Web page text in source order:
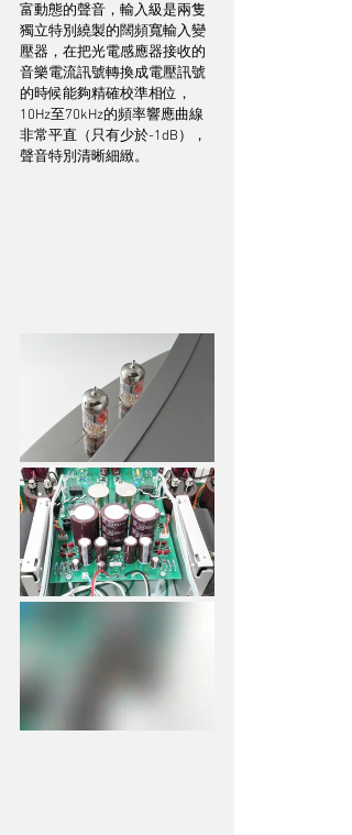
富動態的聲音，輸入級是兩隻
獨立特別繞製的闊頻寬輸入變
壓器，在把光電感應器接收的
音樂電流訊號轉換成電壓訊號
的時候能夠精確校準相位，
10Hz至70kHz的頻率響應曲線
非常平直（只有少於-1dB），
聲音特別清晰細緻。